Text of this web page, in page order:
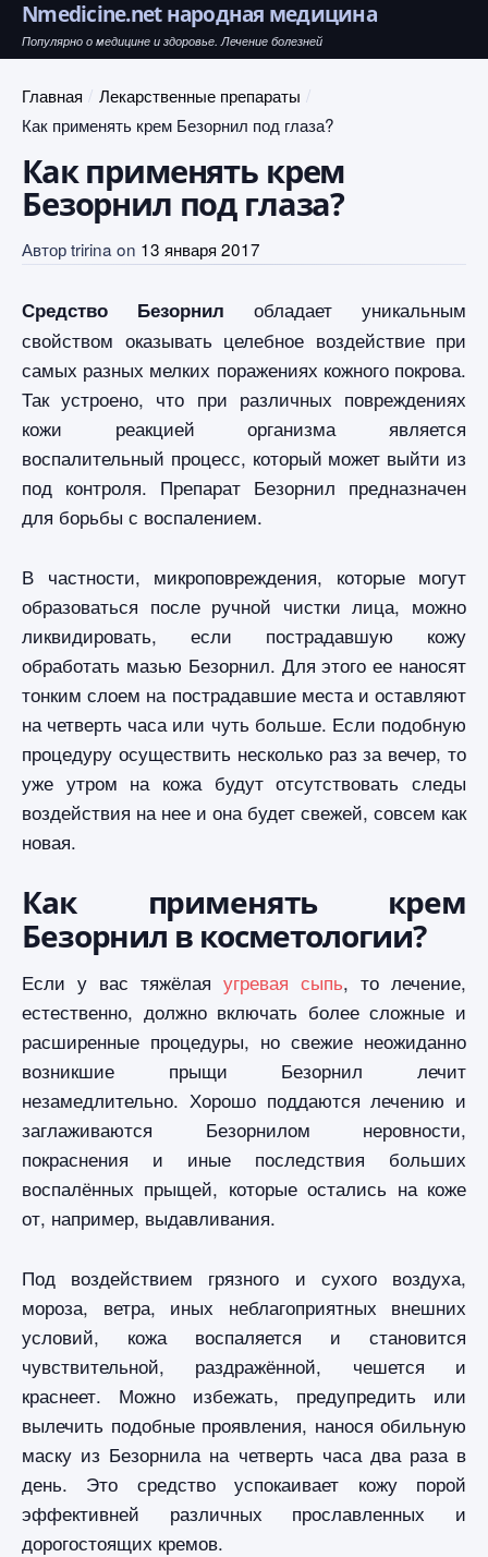
Nmedicine.net народная медицина
Популярно о медицине и здоровье. Лечение болезней
Главная
Лекарственные препараты
Как применять крем Безорнил под глаза?
Как применять крем
Безорнил под глаза?
Авторtririna on 13 января 2017
Средство Безорнил обладает уникальным
свойством оказывать целебное воздействие при
самых разных мелких поражениях кожного покрова.
Так устроено, что при различных повреждениях
кожи реакцией организма является
воспалительный процесс, который может выйти из
под контроля. Препарат Безорнил предназначен
для борьбы с воспалением.
В частности, микроповреждения, которые могут
образоваться после ручной чистки лица, можно
ликвидировать, если пострадавшую кожу
обработать мазью Безорнил. Для этого ее наносят
тонким слоем на пострадавшие места и оставляют
на четверть часа или чуть больше. Если подобную
процедуру осуществить несколько раз за вечер, то
уже утром на кожа будут отсутствовать следы
воздействия на нее и она будет свежей, совсем как
новая.
Как применять крем
Безорнил в косметологии?
Если у вас тяжёлая угревая сыпь, то лечение,
естественно, должно включать более сложные и
расширенные процедуры, но свежие неожиданно
возникшие прыщи Безорнил лечит
незамедлительно. Хорошо поддаются лечению и
заглаживаются Безорнилом неровности,
покраснения и иные последствия больших
воспалённых прыщей, которые остались на коже
от, например, выдавливания.
Под воздействием грязного и сухого воздуха,
мороза, ветра, иных неблагоприятных внешних
условий, кожа воспаляется и становится
чувствительной, раздражённой, чешется и
краснеет. Можно избежать, предупредить или
вылечить подобные проявления, нанося обильную
маску из Безорнила на четверть часа два раза в
день. Это средство успокаивает кожу порой
эффективней различных прославленных и
дорогостоящих кремов.